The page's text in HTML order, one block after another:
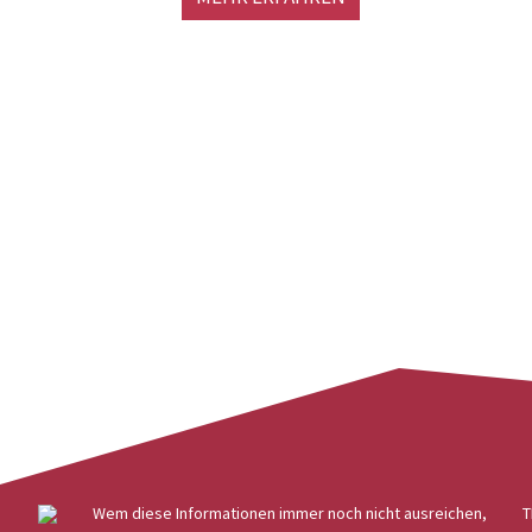
Wem diese Informationen immer noch nicht ausreichen,